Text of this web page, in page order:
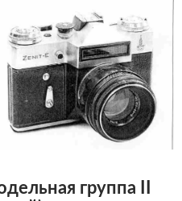
группа II